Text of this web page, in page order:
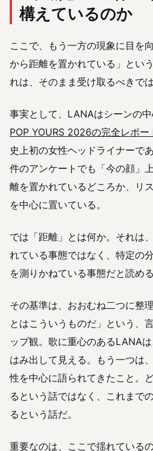
構えているのか
ここで、もう一方の現象に目を
から距離を置かれている」とい
れは、そのまま受け取るべきでは
事実として、LANAはシーンの中
POP YOURS 2026の完全レポー
史上初の女性ヘッドライナーで
件のアンケートでも「今の顔」
離を置かれているどころか、リ
を中心に置いている。
では「距離」とは何か。それは
れている事態ではなく、特定の
を測りかねている事態だと読める
その基準は、おおむね二つに整
とはこういうものだ」という、
ップ観。歌に重心のあるLANA
はみ出して見える。もう一つは
性を中心に語られてきたこと。
るという話ではなく、これまで
るという話だ。
重要なのは、ここで揺れている